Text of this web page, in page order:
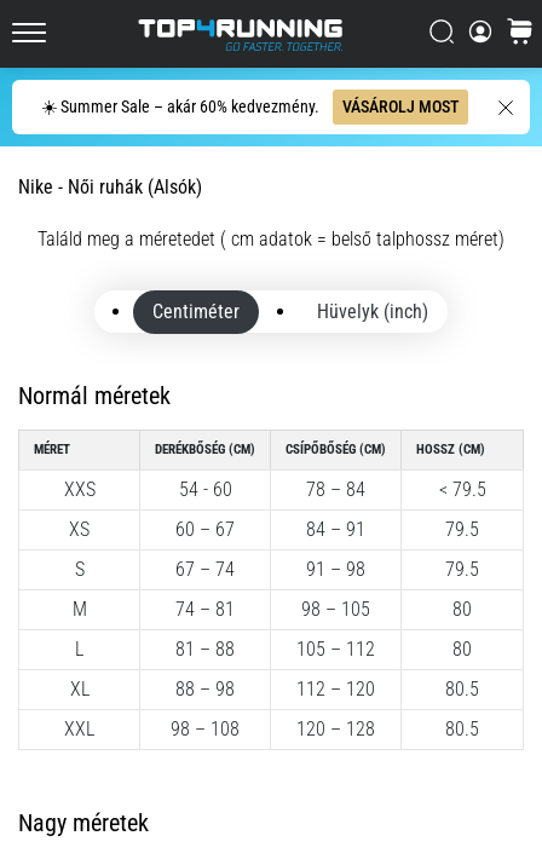
☀️ Summer Sale – akár 60% kedvezmény. VÁSÁROLJ MOST
Keresés
kosár
Keresés
országútra
terepre,
élvezd
2026.08.05.
közben
és
után
jelentkező
térdfájdalom
leggyakoribb
okai
A
térdfájdalom
életében
legalább
egyszer
minden
futót
szó
Nike - Női ruhák (Alsók)
Találd meg a méretedet ( cm adatok = belső talphossz méret)
Centiméter Hüvelyk (inch)
Normál méretek
MÉRET
XXS
XS
S
M
L
XL
XXL
DERÉKBŐSÉG (CM)
54 - 60
60 – 67
67 – 74
74 – 81
81 – 88
88 – 98
98 – 108
CSÍPŐBŐSÉG (CM)
78 – 84
84 – 91
91 – 98
98 – 105
105 – 112
112 – 120
120 – 128
HOSSZ (CM)
< 79.5
79.5
79.5
80
80
80.5
80.5
Nagy méretek